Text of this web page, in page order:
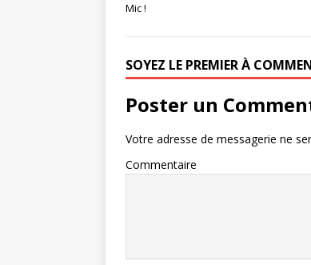
Mic !
SOYEZ LE PREMIER À
Poster un
Votre adresse de messagerie ne
Commentaire